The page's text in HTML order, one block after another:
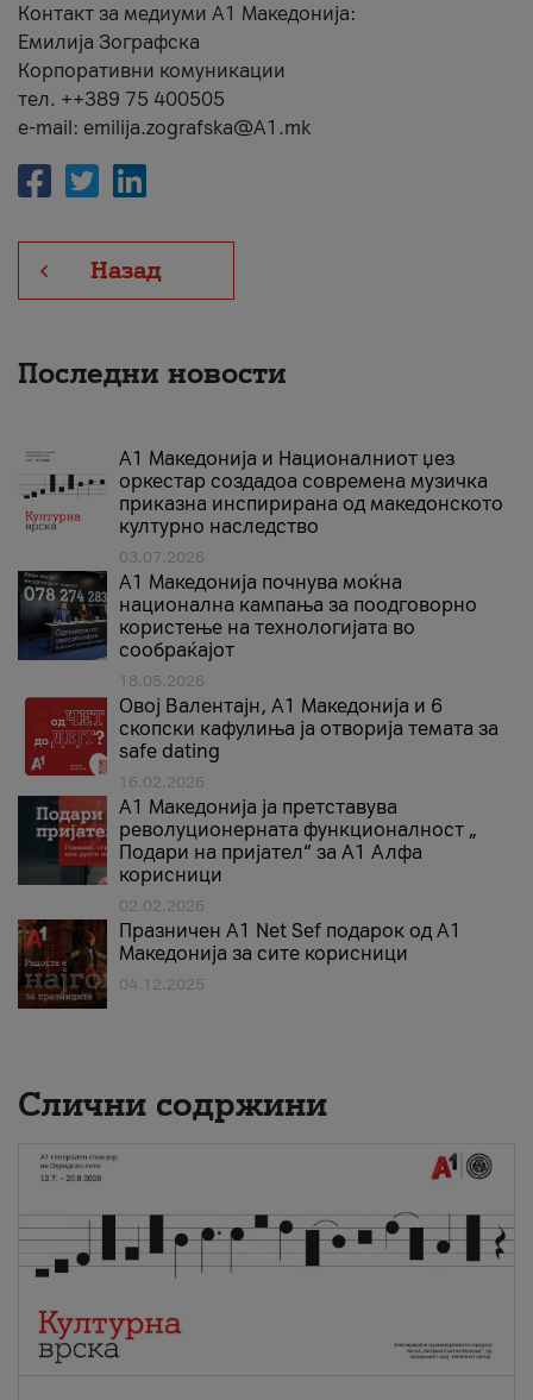
Контакт за медиуми А1 Македонија:
Емилија Зографска
Корпоративни комуникации
тел. ++389 75 400505
e-mail: emilija.zografska@A1.mk
Назад
Последни новости
А1 Македонија и Националниот џез
оркестар создадоа современа музичка
приказна инспирирана од македонското
културно наследство
03.07.2026
A1 Македонија почнува моќна
национална кампања за поодговорно
користење на технологијата во
сообраќајот
18.05.2026
Овој Валентајн, A1 Македонија и 6
скопски кафулиња ја отворија темата за
safe dating
16.02.2026
А1 Македонија ја претставува
револуционерната функционалност „
Подари на пријател“ за А1 Алфа
корисници
02.02.2026
Празничен A1 Net Sеf подарок од А1
Македонија за сите корисници
04.12.2025
Слични содржини